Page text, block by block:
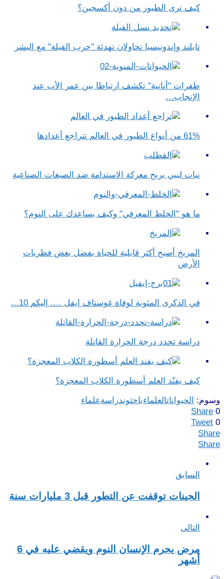
كيف ترى الطيور من دون أكسجين؟
تايلند وإندونيسيا تحاولان تهدئة "حرب الفيلة" مع البشر
طفرات "أنانية" تكشف ارتباطا بين عمر الأب عند
الإنجاب…
61% من أنواع الطيور في العالم تتراجع أعدادها
نبات ليبي يربح معركة الاستدامة ضد الصبغات الصناعية
ما هو "الخلط المعرفي" وكيف يساعدك على النوم؟
المريخ أصبح أكثر قابلية للحياة بفضل بعض فطريات
الأرض
في الذكرى المئوية لوفاة غوستاف إيفل …. إليكم 10…
دراسة تحدد درجة الحرارة القاتلة
كيف يفنّد العلم أسطورة الكلاب المعجزة؟
وسوم: الحيواناتالعلماءباحثوندراسةعلماء
Share 0
Tweet 0
Share
Share
السابق
الجينات توقفت عن التطور قبل 3 مليارات سنة
التالى
مرض يحرم الإنسان النوم ويقضي عليه في 6
أشهر